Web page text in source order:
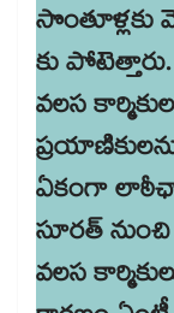
సొంతూళ్లకు
కు
వలస
ఏకంగా
సూరత్
వలస